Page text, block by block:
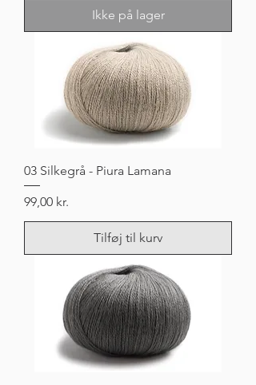
Ikke på lager
03 Silkegrå - Piura Lamana
Pris
99,00 kr.
Tilføj til kurv